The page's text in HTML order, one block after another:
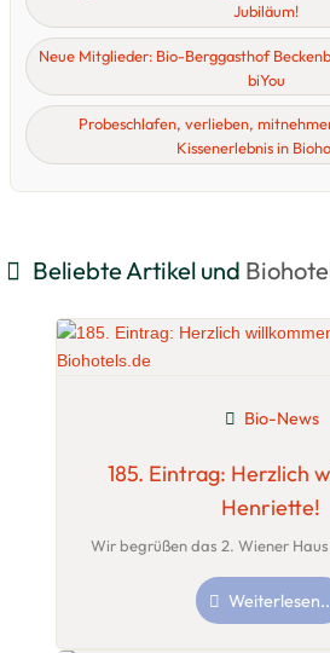
Beliebte Artikel und
185. Eintrag: Herzlich
Henriette!
Bio-News
Wir begrüßen das 2. Wiener
Jubiläum!
Neue Mitglieder: Bio-Berggasthof
biYou
Probeschlafen, verlieben,
Kissenerlebnis in